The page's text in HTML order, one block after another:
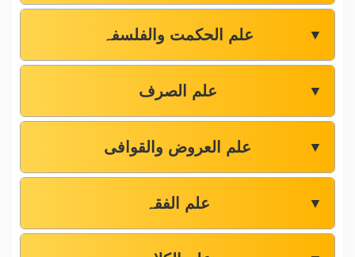
علم الحکمت والفلسفہ ▼
علم الصرف ▼
علم العروض والقوافی ▼
علم الفقہ ▼